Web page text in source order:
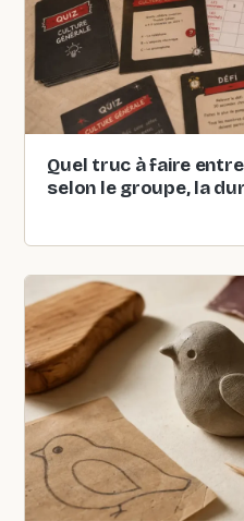
Quel truc à faire
selon le groupe, la